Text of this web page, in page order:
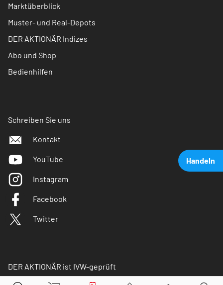
Handeln
Marktüberblick
Muster- und Real-Depots
DER AKTIONÄR Indizes
Abo und Shop
Bedienhilfen
Schreiben Sie uns
Kontakt
YouTube
Instagram
Facebook
Twitter
DER AKTIONÄR ist IVW-geprüft